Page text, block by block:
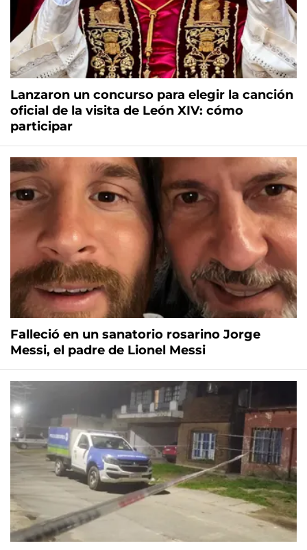
Lanzaron un concurso para elegir la canción
oficial de la visita de León XIV: cómo
participar
Falleció en un sanatorio rosarino Jorge
Messi, el padre de Lionel Messi